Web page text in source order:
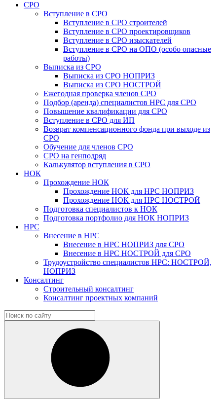
СРО
Вступление в СРО
Вступление в СРО строителей
Вступление в СРО проектировщиков
Вступление в СРО изыскателей
Вступление в СРО на ОПО (особо опасные
работы)
Выписка из СРО
Выписка из СРО НОПРИЗ
Выписка из СРО НОСТРОЙ
Ежегодная проверка членов СРО
Подбор (аренда) специалистов НРС для СРО
Повышение квалификации для СРО
Вступление в СРО для ИП
Возврат компенсационного фонда при выходе из
СРО
Обучение для членов СРО
СРО на генподряд
Калькулятор вступления в СРО
НОК
Прохождение НОК
Прохождение НОК для НРС НОПРИЗ
Прохождение НОК для НРС НОСТРОЙ
Подготовка специалистов к НОК
Подготовка портфолио для НОК НОПРИЗ
НРС
Внесение в НРС
Внесение в НРС НОПРИЗ для СРО
Внесение в НРС НОСТРОЙ для СРО
Трудоустройство специалистов НРС: НОСТРОЙ,
НОПРИЗ
Консалтинг
Строительный консалтинг
Консалтинг проектных компаний